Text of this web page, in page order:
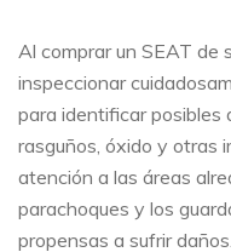
Al comprar un SEAT de
inspeccionar
para identificar posibles
rasguños, óxido y otras
atención a las áreas
parachoques y los
propensas a sufrir